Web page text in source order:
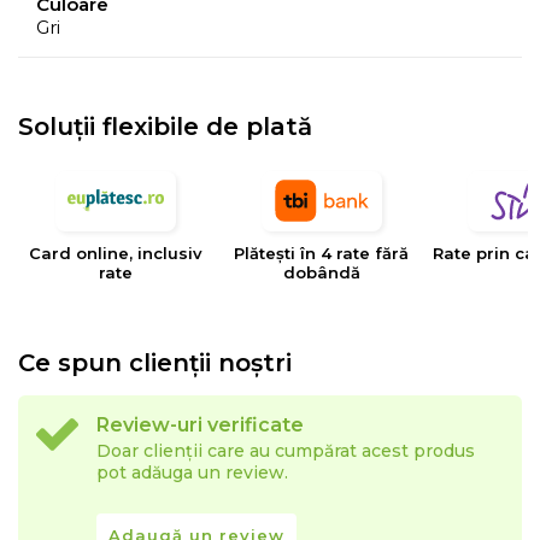
- Culorile prezentate pot avea unele variatii in
tesaturilor decorative, tapiteriilor si huselor pentru
mobilier. Creativitatea, designul, inovatia si calitatea
sunt valorile care determina stilul si traiectoria Eysa inca
Gri
Soluții flexibile de plată
Card online, inclusiv
rate
Plătești în 4 rate fără
dobândă
Rate prin
Ce spun clienții noștri
Review-uri verificate
Doar clienții care au cumpărat acest produs
pot adăuga un review.
Adaugă un review